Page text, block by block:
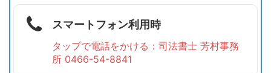
付けます。ご訪問は予めご連絡ください。8:30～21:00までOK）
スマートフォン利用時
タップで電話をかける：司法書士 芳村事務
所 0466-54-8841